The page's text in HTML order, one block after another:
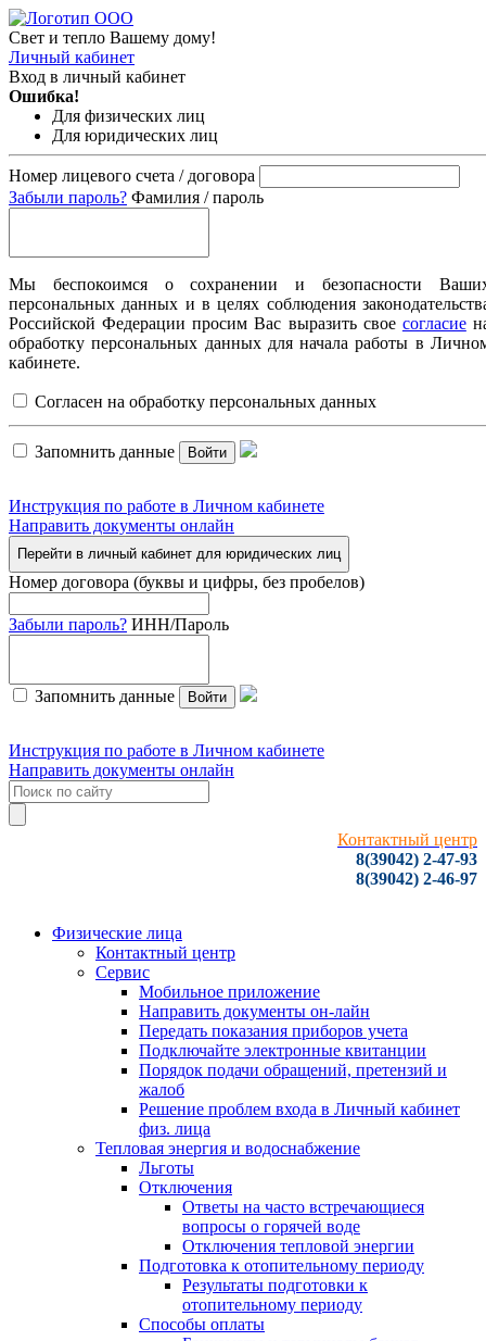
Свет и тепло Вашему дому!
Личный кабинет
Вход в личный кабинет
Ошибка!
Для физических лиц
Для юридических лиц
Номер лицевого счета / договора
Забыли пароль? Фамилия / пароль
Мы беспокоимся о сохранении и безопасности
персональных данных и в целях соблюдения
Российской Федерации просим Вас выразить свое согласие
обработку персональных данных для начала работы в
кабинете.
Согласен на обработку персональных данных
Запомнить данные Войти
Инструкция по работе в Личном кабинете
Направить документы онлайн
Перейти в личный кабинет для юридических лиц
Номер договора (буквы и цифры, без пробелов)
Забыли пароль? ИНН/Пароль
Запомнить данные Войти
Инструкция по работе в Личном кабинете
Направить документы онлайн
Контактный центр
8(39042) 2-47-93
8(39042) 2-46-97
Физические лица
Контактный центр
Сервис
Мобильное приложение
Направить документы он-лайн
Передать показания приборов учета
Подключайте электронные квитанции
Порядок подачи обращений, претензий и
жалоб
Решение проблем входа в Личный кабинет
физ. лица
Тепловая энергия и водоснабжение
Льготы
Отключения
Ответы на часто встречающиеся
вопросы о горячей воде
Отключения тепловой энергии
Подготовка к отопительному периоду
Результаты подготовки к
отопительному периоду
Способы оплаты